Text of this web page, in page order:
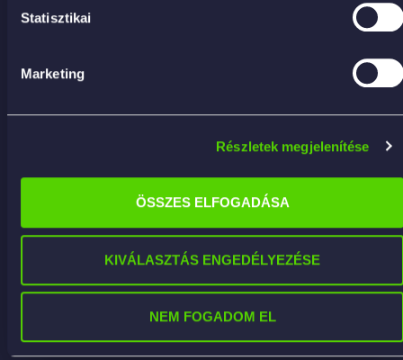
Statisztikai
Marketing
Részletek megjelenítése
ÖSSZES ELFOGADÁSA
KIVÁLASZTÁS ENGEDÉLYEZÉSE
NEM FOGADOM EL
karácsonyi illattal
10 566Ft
KOSÁRBA